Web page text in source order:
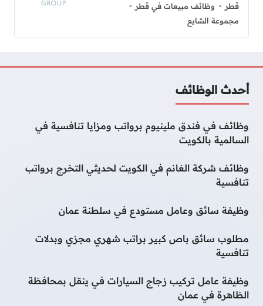
قطر
وظائف مبيعات في قطر
مجموعة الشايع
أحدث الوظائف
وظائف في فندق ملينيوم برواتب ومزايا تنافسية في
السالمية بالكويت
وظائف شركة الغانم في الكويت لحديثي التخرج برواتب
تنافسية
وظيفة سائق وعامل مستودع في سلطنة عمان
مطلوب سائق باص كبير براتب شهري مجزي وبدلات
تنافسية
وظيفة عامل تركيب زجاج السيارات في ينقل بمحافظة
الظاهرة في عمان